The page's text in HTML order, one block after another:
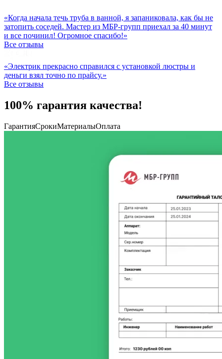
«Когда начала течь труба в ванной, я запаниковала, как бы не
затопить соседей. Мастер из МБР-групп приехал за 40 минут
и все починил! Огромное спасибо!»
Все отзывы
«Электрик прекрасно справился с установкой люстры и
деньги взял точно по прайсу.»
Все отзывы
100% гарантия качества!
ГарантияСрокиМатериалыОплата